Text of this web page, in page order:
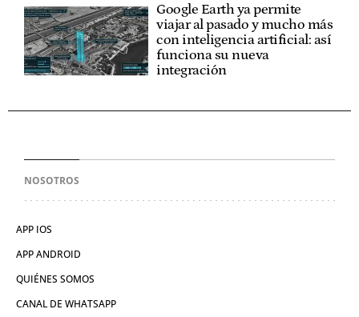
Google Earth ya permite
viajar al pasado y mucho más
con inteligencia artificial: así
funciona su nueva
integración
NOSOTROS
APP IOS
APP ANDROID
QUIÉNES SOMOS
CANAL DE WHATSAPP